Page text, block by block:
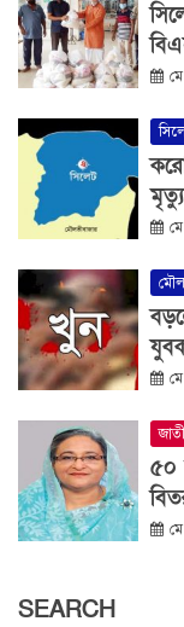
মৃত্যু
৫০
SEARCH